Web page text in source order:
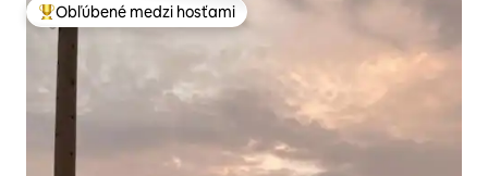
Najobľúbenejšie medzi hosťami
Obľúbené medzi hosťami